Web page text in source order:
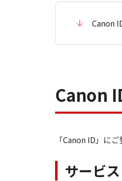
Canon
Canon
「Canon ID」に
サービス